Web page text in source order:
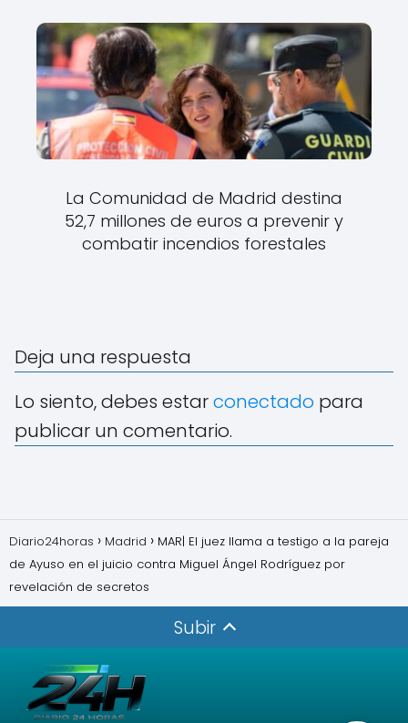
La Comunidad de Madrid destina
52,7 millones de euros a prevenir y
combatir incendios forestales
Deja una respuesta
Lo siento, debes estarconectado para
publicar un comentario.
Diario24horas Madrid
MAR| El juez llama a testigo a la pareja
de Ayuso en el juicio contra Miguel Ángel Rodríguez por
revelación de secretos
Subir